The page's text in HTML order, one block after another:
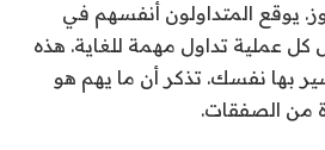
يوقع المتداولون أنفسهم في
عملية تداول مهمة للغاية. هذه
بها نفسك. تذكر أن ما يهم هو
من الصفقات.